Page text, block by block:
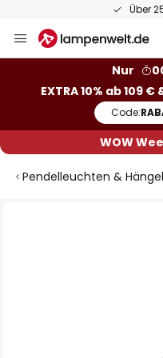
Über
Inhalt
Nur
EXTRA 10% ab 109 €
Code:
WOW
Pendelleuchten &